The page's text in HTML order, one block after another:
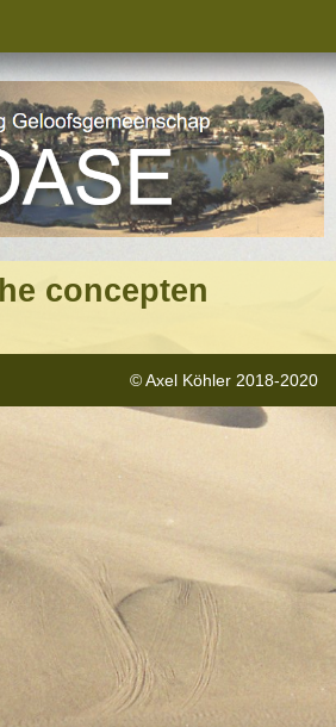
concepten
© Axel Köhler 2018-2020